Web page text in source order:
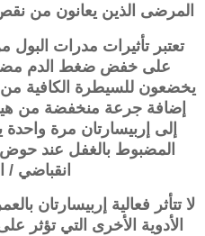
المرضى الذين يعانون من
تعتبر تأثيرات مدرات البول
على خفض ضغط الدم
يخضعون للسيطرة الكافية
إلى إربيسارتان مرة
انقباضي /
لا تتأثر فعالية إربيسارتان
الأدوية الأخرى التي تؤثر